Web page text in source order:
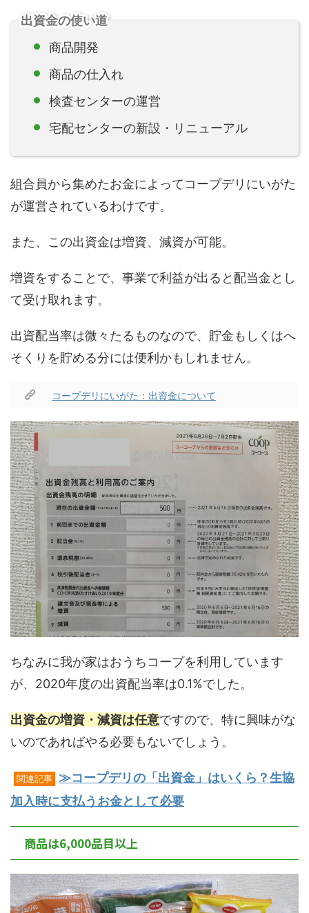
出資金の使い道
商品開発
商品の仕入れ
検査センターの運営
宅配センターの新設・リニューアル
組合員から集めたお金によってコープデリにいがた
が運営されているわけです。
また、この出資金は増資、減資が可能。
増資をすることで、事業で利益が出ると配当金とし
て受け取れます。
出資配当率は微々たるものなので、貯金もしくはへ
そくりを貯める分には便利かもしれません。
コープデリにいがた：出資金について
ちなみに我が家はおうちコープを利用しています
が、2020年度の出資配当率は0.1%でした。
出資金の増資・減資は任意ですので、特に興味がな
いのであればやる必要もないでしょう。
関連記事
≫コープデリの「出資金」はいくら？生協
加入時に支払うお金として必要
商品は6,000品目以上